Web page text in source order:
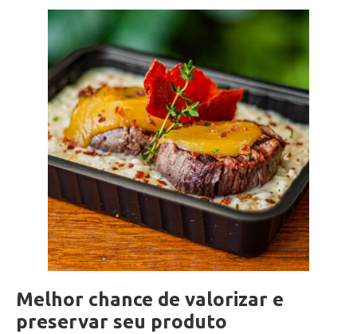
Melhor chance de valorizar e
preservar seu produto